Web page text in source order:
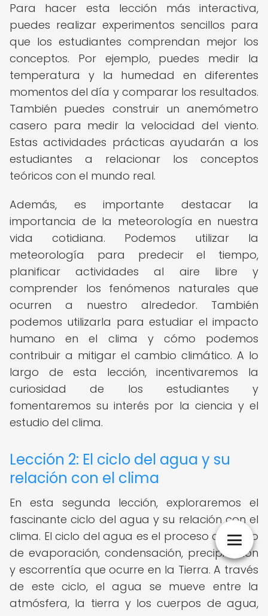
Para hacer esta lección más interactiva,
puedes realizar experimentos sencillos para
que los estudiantes comprendan mejor los
conceptos. Por ejemplo, puedes medir la
temperatura y la humedad en diferentes
momentos del día y comparar los resultados.
También puedes construir un anemómetro
casero para medir la velocidad del viento.
Estas actividades prácticas ayudarán a los
estudiantes a relacionar los conceptos
teóricos con el mundo real.
Además, es importante destacar la
importancia de la meteorología en nuestra
vida cotidiana. Podemos utilizar la
meteorología para predecir el tiempo,
planificar actividades al aire libre y
comprender los fenómenos naturales que
ocurren a nuestro alrededor. También
podemos utilizarla para estudiar el impacto
humano en el clima y cómo podemos
contribuir a mitigar el cambio climático. A lo
largo de esta lección, incentivaremos la
curiosidad de los estudiantes y
fomentaremos su interés por la ciencia y el
estudio del clima.
Lección 2: El ciclo del agua y su
relación con el clima
En esta segunda lección, exploraremos el
fascinante ciclo del agua y su relación con el
clima. El ciclo del agua es el proceso continuo
de evaporación, condensación, precipitación
y escorrentía que ocurre en la Tierra. A través
de este ciclo, el agua se mueve entre la
atmósfera, la tierra y los cuerpos de agua,